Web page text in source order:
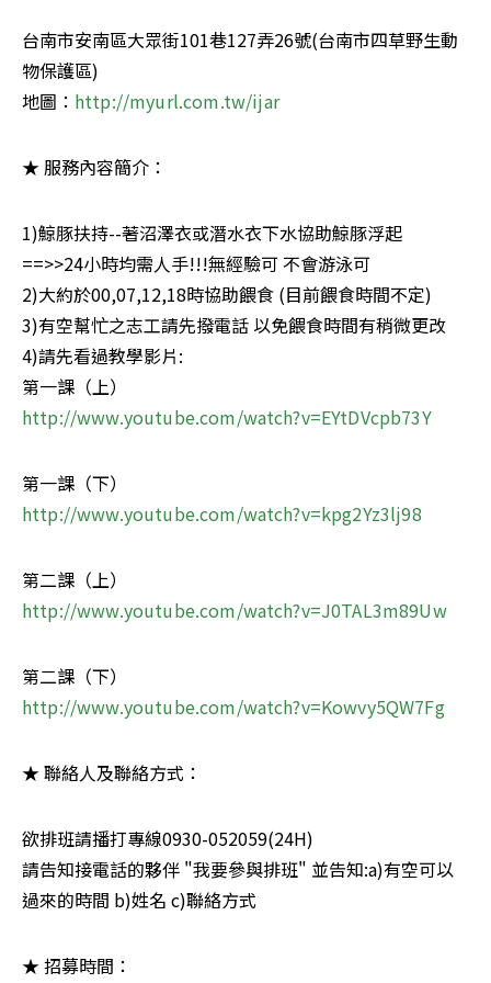
台南市安南區大眾街101巷127弄26號(台南市四草野生動
物保護區)
地圖： http://myurl.com.tw/ijar
★ 服務內容簡介：
1)鯨豚扶持--著沼澤衣或潛水衣下水協助鯨豚浮起
==>>24小時均需人手!!!無經驗可 不會游泳可
2)大約於00,07,12,18時協助餵食 (目前餵食時間不定)
3)有空幫忙之志工請先撥電話 以免餵食時間有稍微更改
4)請先看過教學影片:
http://www.youtube.com/watch?v=EYtDVcpb73Y
http://www.youtube.com/watch?v=kpg2Yz3lj98
http://www.youtube.com/watch?v=J0TAL3m89Uw
http://www.youtube.com/watch?v=Kowvy5QW7Fg
★ 聯絡人及聯絡方式：
欲排班請播打專線0930-052059(24H)
請告知接電話的夥伴 "我要參與排班" 並告知:a)有空可以
過來的時間 b)姓名 c)聯絡方式
★ 招募時間：